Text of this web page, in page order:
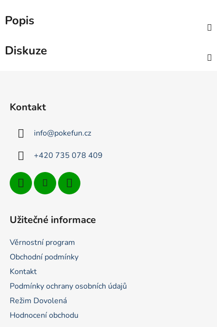
Popis
Diskuze
Kontakt
info@pokefun.cz
+420 735 078 409
Užitečné informace
Věrnostní program
Obchodní podmínky
Kontakt
Podmínky ochrany osobních údajů
Režim Dovolená
Hodnocení obchodu